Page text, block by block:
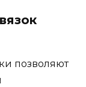
позволяют